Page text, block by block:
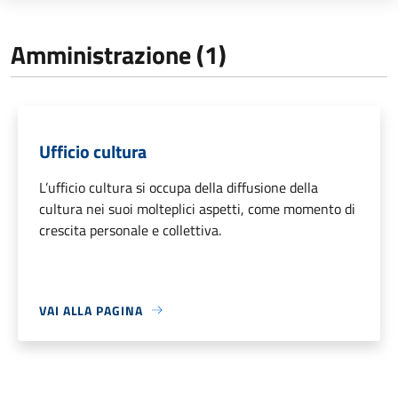
Amministrazione (1)
Ufficio cultura
L’ufficio cultura si occupa della diffusione della
cultura nei suoi molteplici aspetti, come momento di
crescita personale e collettiva.
VAI ALLA PAGINA